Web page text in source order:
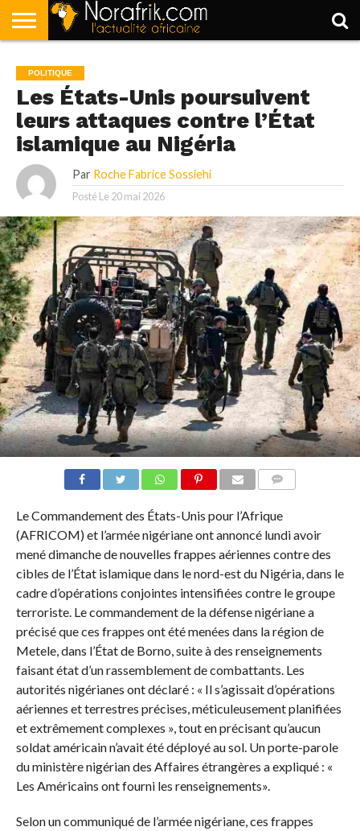
POLITIQUE
SOCIÉTÉ
ECONOMIE
SPORT
LIFESTYLE
POLITIQUE
Les États-Unis poursuivent
leurs attaques contre l’État
islamique au Nigéria
Par Roche Fabrice Sossiehi
Posté Le 20 mai 2026
Le Commandement des États-Unis pour l’Afrique
(AFRICOM) et l’armée nigériane ont annoncé lundi avoir
mené dimanche de nouvelles frappes aériennes contre des
cibles de l’État islamique dans le nord-est du Nigéria, dans le
cadre d’opérations conjointes intensifiées contre le groupe
terroriste. Le commandement de la défense nigériane a
précisé que ces frappes ont été menées dans la région de
Metele, dans l’État de Borno, suite à des renseignements
faisant état d’un rassemblement de combattants. Les
autorités nigérianes ont déclaré : « Il s’agissait d’opérations
aériennes et terrestres précises, méticuleusement planifiées
et extrêmement complexes », tout en précisant qu’aucun
soldat américain n’avait été déployé au sol. Un porte-parole
du ministère nigérian des Affaires étrangères a expliqué : «
Les Américains ont fourni les renseignements».
Selon un communiqué de l’armée nigériane, ces frappes